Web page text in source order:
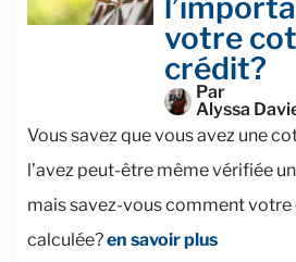
votre
crédit?
Par
Alyssa
Vous savez que vous avez une
l’avez peut-être même vérifiée
mais savez-vous comment
calculée?en savoir plus